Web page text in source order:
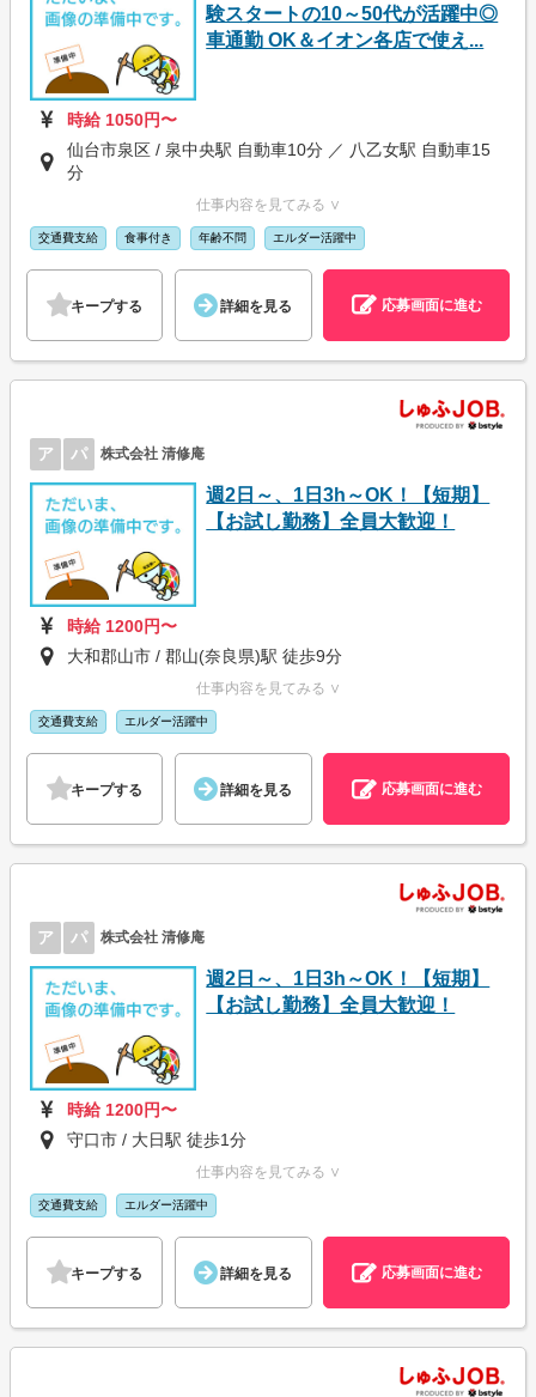
験スタートの10～50代が活躍中◎
車通勤 OK＆イオン各店で使え...
時給 1050円〜
仙台市泉区 / 泉中央駅 自動車10分 ／ 八乙女駅 自動車15
分
仕事内容を見てみる ∨
交通費支給 食事付き 年齢不問 エルダー活躍中
キープする 詳細を見る 応募画面に進む
ア パ 株式会社 清修庵
週2日～、1日3h～OK！【短期】
【お試し勤務】全員大歓迎！
時給 1200円〜
大和郡山市 / 郡山(奈良県)駅 徒歩9分
仕事内容を見てみる ∨
交通費支給 エルダー活躍中
キープする 詳細を見る 応募画面に進む
ア パ 株式会社 清修庵
週2日～、1日3h～OK！【短期】
【お試し勤務】全員大歓迎！
時給 1200円〜
守口市 / 大日駅 徒歩1分
仕事内容を見てみる ∨
交通費支給 エルダー活躍中
キープする 詳細を見る 応募画面に進む